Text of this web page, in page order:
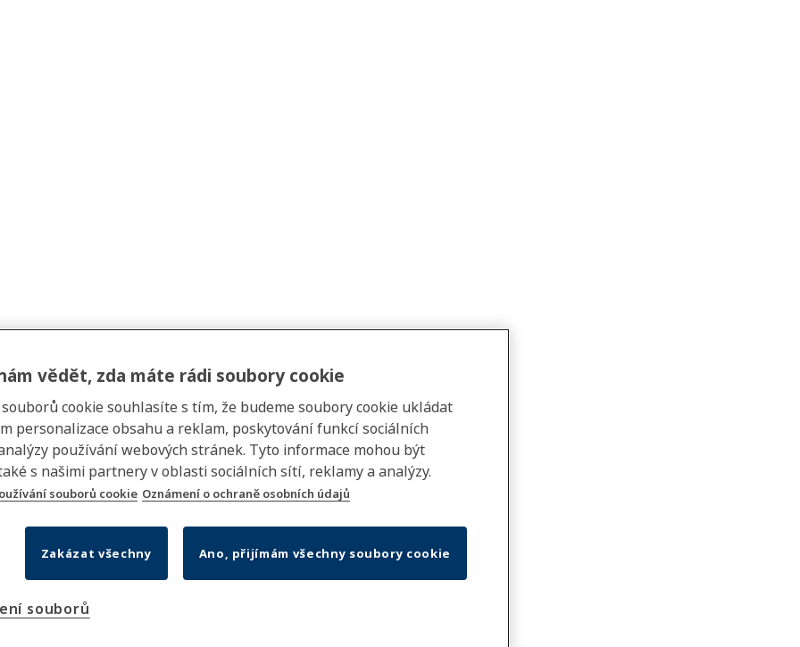
vědět, zda máte rádi soubory cookie
cookie souhlasíte s tím, že budeme soubory cookie ukládat
personalizace obsahu a reklam, poskytování funkcí sociálních
používání webových stránek. Tyto informace mohou být
s našimi partnery v oblasti sociálních sítí, reklamy a analýzy.
souborů cookie Oznámení o ochraně osobních údajů
Zakázat všechny Ano, přijímám všechny soubory cookie
souborů